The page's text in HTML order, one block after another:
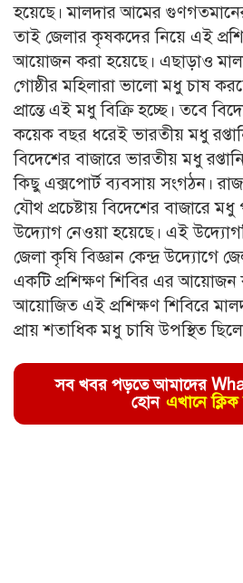
হয়েছে। মালদার আমের
তাই জেলার কৃষকদের নিয়ে এই
আয়োজন করা হয়েছে। এছাড়াও
গোষ্ঠীর মহিলারা ভালো মধু চাষ
প্রান্তে এই মধু বিক্রি হচ্ছে। তবে
কয়েক বছর ধরেই ভারতীয় মধু
বিদেশের বাজারে ভারতীয় মধু
কিছু এক্সপোর্ট ব্যবসায় সংগঠন।
যৌথ প্রচেষ্টায় বিদেশের বাজারে
উদ্যোগ নেওয়া হয়েছে। এই
জেলা কৃষি বিজ্ঞান কেন্দ্র উদ্যোগে
একটি প্রশিক্ষণ শিবির এর আয়োজন
আয়োজিত এই প্রশিক্ষণ শিবিরে মালদা
প্রায় শতাধিক মধু চাষি উপস্থিত
সব খবর পড়তে আমাদের
হোন এখানে